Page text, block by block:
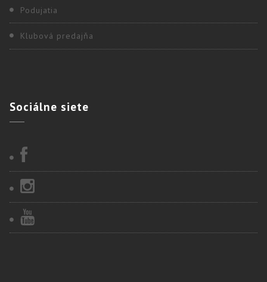
Podujatia
Klubová predajňa
Sociálne siete